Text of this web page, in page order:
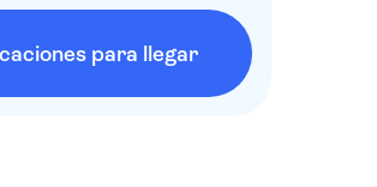
para llegar